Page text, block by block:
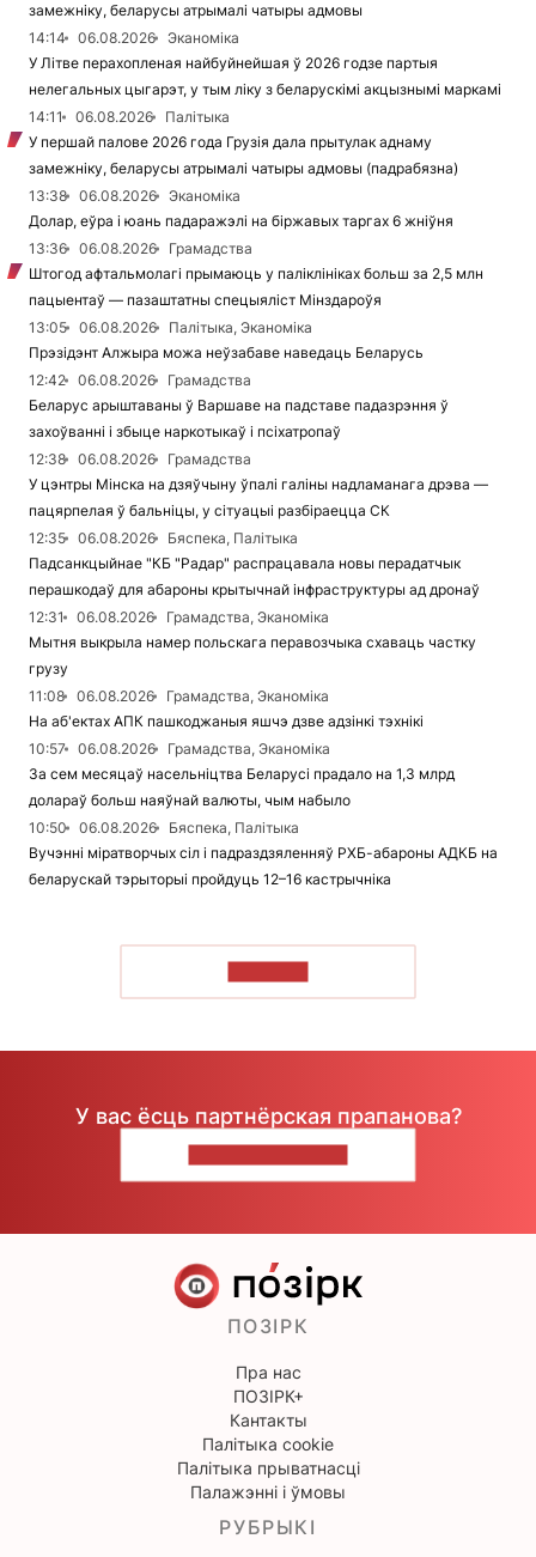
замежніку, беларусы атрымалі чатыры адмовы
14:14
06.08.2026
Эканоміка
У Літве перахопленая найбуйнейшая ў 2026 годзе партыя
нелегальных цыгарэт, у тым ліку з беларускімі акцызнымі маркамі
14:11
06.08.2026
Палітыка
У першай палове 2026 года Грузія дала прытулак аднаму
замежніку, беларусы атрымалі чатыры адмовы (падрабязна)
13:38
06.08.2026
Эканоміка
Долар, еўра і юань падаражэлі на біржавых таргах 6 жніўня
13:36
06.08.2026
Грамадства
Штогод афтальмолагі прымаюць у паліклініках больш за 2,5 млн
пацыентаў — пазаштатны спецыяліст Мінздароўя
13:05
06.08.2026
Палітыка, Эканоміка
Прэзідэнт Алжыра можа неўзабаве наведаць Беларусь
12:42
06.08.2026
Грамадства
Беларус арыштаваны ў Варшаве на падставе падазрэння ў
захоўванні і збыце наркотыкаў і псіхатропаў
12:38
06.08.2026
Грамадства
У цэнтры Мінска на дзяўчыну ўпалі галіны надламанага дрэва —
пацярпелая ў бальніцы, у сітуацыі разбіраецца СК
12:35
06.08.2026
Бяспека, Палітыка
Падсанкцыйнае "КБ "Радар" распрацавала новы перадатчык
перашкодаў для абароны крытычнай інфраструктуры ад дронаў
12:31
06.08.2026
Грамадства, Эканоміка
Мытня выкрыла намер польскага перавозчыка схаваць частку
грузу
11:08
06.08.2026
Грамадства, Эканоміка
На аб'ектах АПК пашкоджаныя яшчэ дзве адзінкі тэхнікі
10:57
06.08.2026
Грамадства, Эканоміка
За сем месяцаў насельніцтва Беларусі прадало на 1,3 млрд
долараў больш наяўнай валюты, чым набыло
10:50
06.08.2026
Бяспека, Палітыка
Вучэнні міратворчых сіл і падраздзяленняў РХБ-абароны АДКБ на
беларускай тэрыторыі пройдуць 12–16 кастрычніка
У вас ёсць партнёрская прапанова?
ПОЗІРК
Пра нас
ПОЗІРК+
Кантакты
Палітыка cookie
Палітыка прыватнасці
Палажэнні і ўмовы
РУБРЫКІ